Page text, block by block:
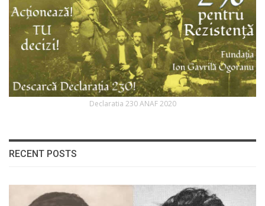
Declaratia 230 ANAF 2020
RECENT POSTS